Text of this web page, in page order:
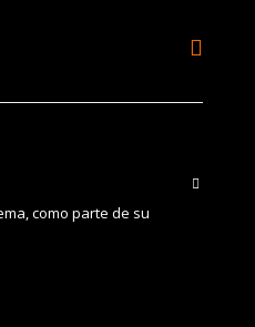
como parte de su